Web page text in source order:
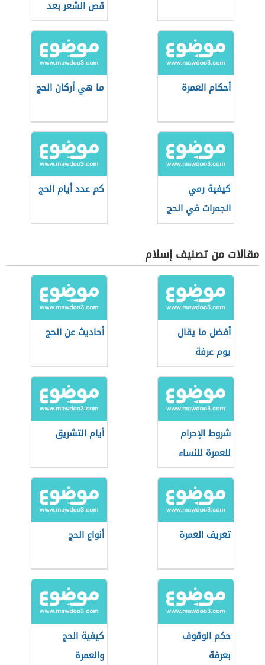
قص الشعر بعد
العمرة
أحكام العمرة ما هي أركان الحج
كيفية رمي
الجمرات في الحج
كم عدد أيام الحج
مقالات من تصنيف إسلام
أفضل ما يقال
يوم عرفة
أحاديث عن الحج
شروط الإحرام
للعمرة للنساء
أيام التشريق
تعريف العمرة أنواع الحج
حكم الوقوف
بعرفة
كيفية الحج
والعمرة